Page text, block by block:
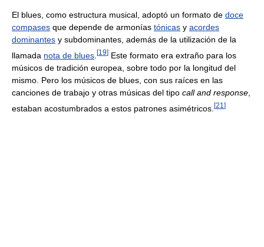
El blues, como estructura musical, adoptó un formato de doce
compases que depende de armonías tónicas y acordes
dominantes y subdominantes, además de la utilización de la
llamada nota de blues [19] Este formato era extraño para los
músicos de tradición europea, sobre todo por la longitud del
mismo. Pero los músicos de blues, con sus raíces en las
canciones de trabajo y otras músicas del tipo call and response
estaban acostumbrados a estos patrones asimétricos. [21 ]